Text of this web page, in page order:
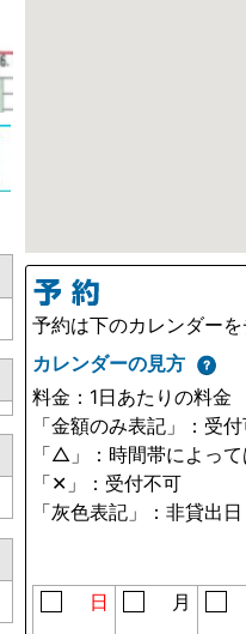
予約は下のカレンダーを
カレンダーの見方
料金：1日あたりの料金
「金額のみ表記」：受
「△」：時間帯によっ
「✕」：受付不可
「灰色表記」：非貸出日
日 月